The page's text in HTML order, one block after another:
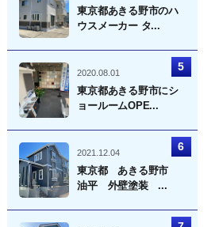
東京都あきる野市のハ
ウスメーカー タ...
2020.08.01
東京都あきる野市にシ
ョールームOPE...
2021.12.04
東京都 あきる野市
油平 外壁塗装 ...